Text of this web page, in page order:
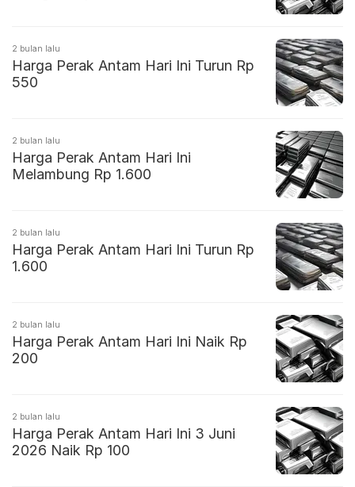
2 bulan lalu
Harga Perak Antam Hari Ini Turun Rp
550
2 bulan lalu
Harga Perak Antam Hari Ini
Melambung Rp 1.600
2 bulan lalu
Harga Perak Antam Hari Ini Turun Rp
1.600
2 bulan lalu
Harga Perak Antam Hari Ini Naik Rp
200
2 bulan lalu
Harga Perak Antam Hari Ini 3 Juni
2026 Naik Rp 100